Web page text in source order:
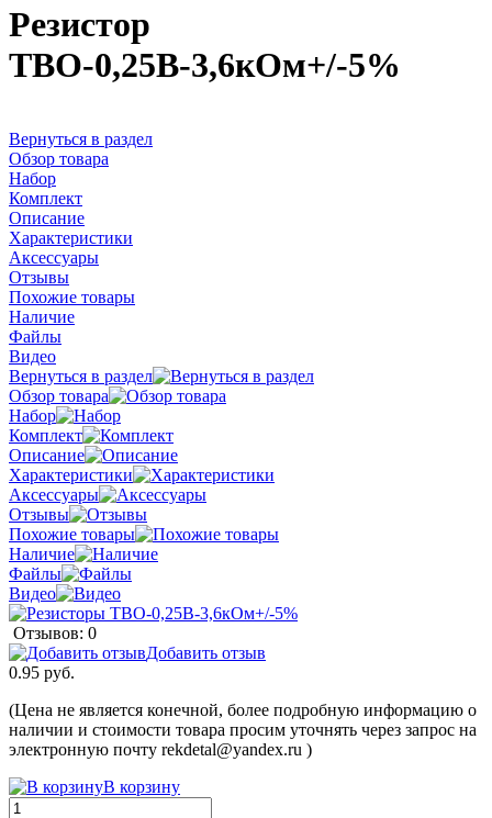
Резистор
ТВО-0,25В-3,6кОм+/-5%
Вернуться в раздел
Обзор товара
Набор
Комплект
Описание
Характеристики
Аксессуары
Отзывы
Похожие товары
Наличие
Файлы
Видео
Вернуться в раздел
Обзор товара
Набор
Комплект
Описание
Характеристики
Аксессуары
Отзывы
Похожие товары
Наличие
Файлы
Видео
Отзывов: 0
Добавить отзыв
0.95 руб.
(Цена не является конечной, более подробную информацию о
наличии и стоимости товара просим уточнять через запрос на
электронную почту rekdetal@yandex.ru )
В корзину